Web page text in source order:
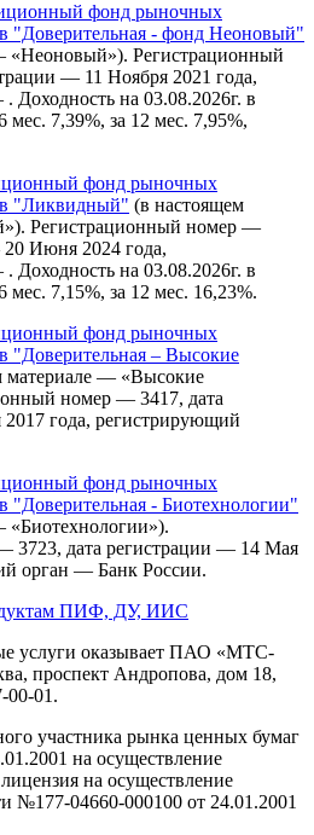
фонд рыночных
"Доверительная - фонд Неоновый"
«Неоновый»). Регистрационный
— 11 Ноября 2021 года,
на 03.08.2026г. в
мес. 7,39%, за 12 мес. 7,95%,
фонд рыночных
"Ликвидный" (в настоящем
Регистрационный номер —
Июня 2024 года,
на 03.08.2026г. в
мес. 7,15%, за 12 мес. 16,23%.
фонд рыночных
"Доверительная – Высокие
материале — «Высокие
номер — 3417, дата
года, регистрирующий
фонд рыночных
"Доверительная - Биотехнологии"
«Биотехнологии»).
3723, дата регистрации — 14 Мая
орган — Банк России.
ПИФ, ДУ, ИИС
услуги оказывает ПАО «МТС-
проспект Андропова, дом 18,
00-01.
участника рынка ценных бумаг
на осуществление
на осуществление
№177-04660-000100 от 24.01.2001